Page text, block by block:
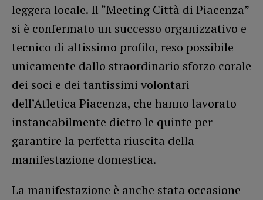
leggera locale. Il “Meeting Città di Piacenza”
si è confermato un successo organizzativo e
tecnico di altissimo profilo, reso possibile
unicamente dallo straordinario sforzo corale
dei soci e dei tantissimi volontari
dell’Atletica Piacenza, che hanno lavorato
instancabilmente dietro le quinte per
garantire la perfetta riuscita della
manifestazione domestica.
La manifestazione è anche stata occasione